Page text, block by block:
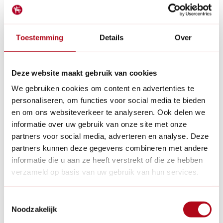
Toestemming Details Over
Deze website maakt gebruik van cookies
We gebruiken cookies om content en advertenties te
personaliseren, om functies voor social media te bieden
en om ons websiteverkeer te analyseren. Ook delen we
informatie over uw gebruik van onze site met onze
partners voor social media, adverteren en analyse. Deze
partners kunnen deze gegevens combineren met andere
informatie die u aan ze heeft verstrekt of die ze hebben
verzameld op basis van uw gebruik van hun services.
Noodzakelijk
Burgon & Ball RHS
Kinderspade - voor
kinderen - 86 cm
Op voorraad
Burgon & Ball RHS
Tuinhark - 14 Tanden -
RVS
Op voorraad
€51,50